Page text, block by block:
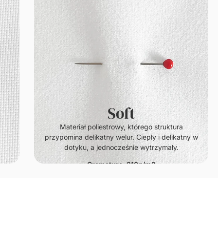
Soft
Materiał poliestrowy, którego struktura
przypomina delikatny welur. Ciepły i delikatny w
dotyku, a jednocześnie wytrzymały.
Gramatura: 210g/m2